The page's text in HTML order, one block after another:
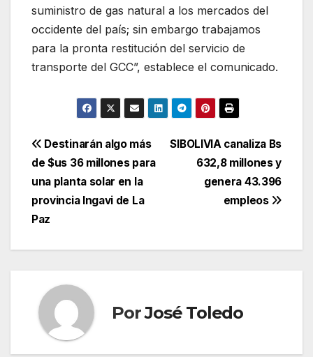
suministro de gas natural a los mercados del
occidente del país; sin embargo trabajamos
para la pronta restitución del servicio de
transporte del GCC”, establece el comunicado.
Navegación
de
entradas
SIBOLIVIA canaliza Bs
632,8 millones y
genera 43.396
empleos
Destinarán algo más
de $us 36 millones para
una planta solar en la
provincia Ingavi de La
Paz
PorJosé Toledo